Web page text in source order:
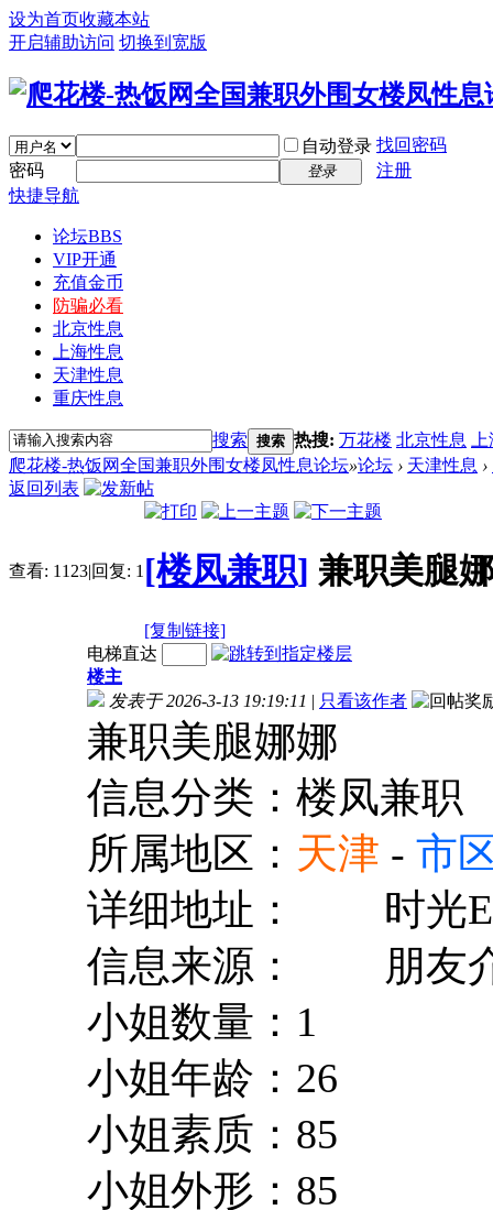
设为首页收藏本站
开启辅助访问 切换到宽版
自动登录 找回密码
密码
登录
注册
快捷导航
论坛BBS
VIP开通
充值金币
防骗必看
北京性息
上海性息
天津性息
重庆性息
搜索 搜索 热搜: 万花楼 北京性息
爬花楼-热饭网全国兼职外围女楼凤性息论坛»论坛 › 天津性息 ›
返回列表
查看: 1123|回复: 1 [楼凤兼职] 兼职美腿
[复制链接]
电梯直达
楼主
发表于 2026-3-13 19:19:11 | 只看该作者
兼职美腿娜娜
信息分类：楼凤兼职
所属地区： 天津 - 市
详细地址： 时光
信息来源： 朋友
小姐数量：1
小姐年龄：26
小姐素质：85
小姐外形：85